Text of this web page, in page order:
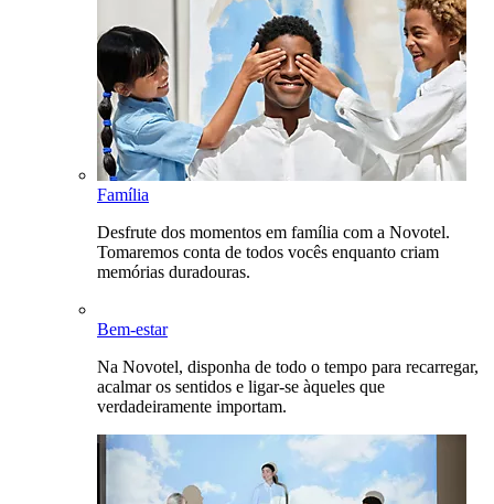
Família
Desfrute dos momentos em família com a Novotel.
Tomaremos conta de todos vocês enquanto criam
memórias duradouras.
Bem-estar
Na Novotel, disponha de todo o tempo para recarregar,
acalmar os sentidos e ligar-se àqueles que
verdadeiramente importam.